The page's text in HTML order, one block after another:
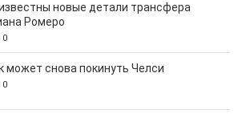
новые детали трансфера
Ромеро
0
может снова покинуть Челси
0